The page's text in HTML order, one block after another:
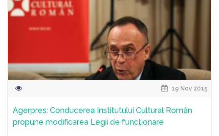
19 Nov 2015
Agerpres: Conducerea Institutului Cultural Român
propune modificarea Legii de funcționare